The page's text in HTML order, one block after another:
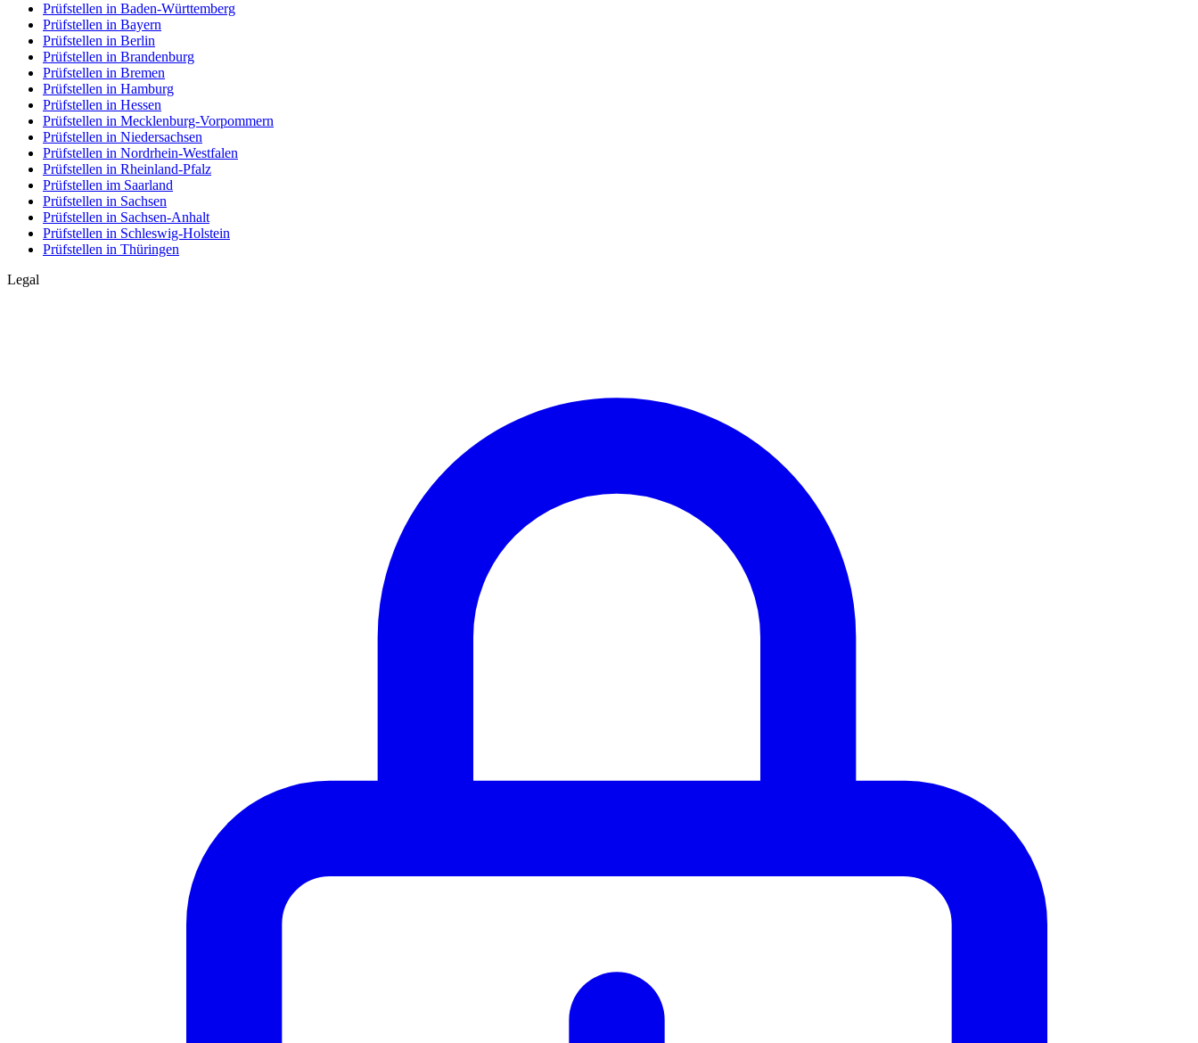
Prüfstellen in Baden-Württemberg
Prüfstellen in Bayern
Prüfstellen in Berlin
Prüfstellen in Brandenburg
Prüfstellen in Bremen
Prüfstellen in Hamburg
Prüfstellen in Hessen
Prüfstellen in Mecklenburg-Vorpommern
Prüfstellen in Niedersachsen
Prüfstellen in Nordrhein-Westfalen
Prüfstellen in Rheinland-Pfalz
Prüfstellen im Saarland
Prüfstellen in Sachsen
Prüfstellen in Sachsen-Anhalt
Prüfstellen in Schleswig-Holstein
Prüfstellen in Thüringen
Legal